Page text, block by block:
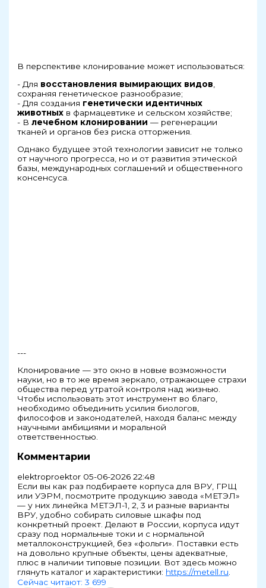
В перспективе клонирование может использоваться:
- Для восстановления вымирающих видов
сохраняя генетическое разнообразие;
- Для создания генетически идентичных
животных в фармацевтике и сельском хозяйстве;
- Влечебном клонировании — регенерации
тканей и органов без риска отторжения.
Однако будущее этой технологии зависит не только
от научного прогресса, но и от развития этической
базы, международных соглашений и общественного
консенсуса.
---
Клонирование — это окно в новые возможности
науки, но в то же время зеркало, отражающее страхи
общества перед утратой контроля над жизнью.
Чтобы использовать этот инструмент во благо,
необходимо объединить усилия биологов,
философов и законодателей, находя баланс между
научными амбициями и моральной
ответственностью.
Комментарии
elektroproektor 05-06-2026 22:48
Если вы как раз подбираете корпуса для ВРУ, ГРЩ
или УЭРМ, посмотрите продукцию завода «МЕТЭЛ»
— у них линейка МЕТЭЛ-1, 2, 3 и разные варианты
ВРУ, удобно собирать силовые шкафы под
конкретный проект. Делают в России, корпуса идут
сразу под нормальные токи и с нормальной
металлоконструкцией, без «фольги». Поставки есть
на довольно крупные объекты, цены адекватные,
плюс в наличии типовые позиции. Вот здесь можно
глянуть каталог и характеристики: https://metell.ru.
Сейчас читают: 3 699